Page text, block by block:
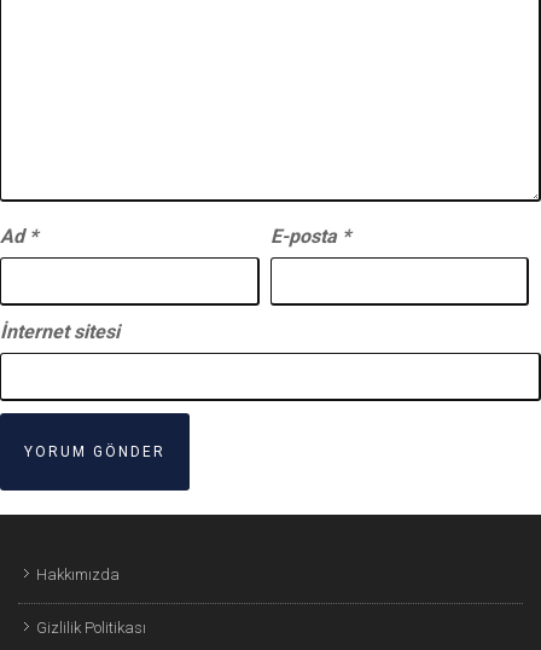
Ad * E-posta *
İnternet sitesi
Hakkımızda
Gizlilik Politikası